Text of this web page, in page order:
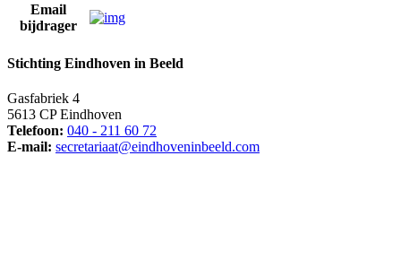
Email
bijdrager
Stichting Eindhoven in Beeld
Gasfabriek 4
5613 CP Eindhoven
Telefoon: 040 - 211 60 72
E-mail: secretariaat@eindhoveninbeeld.com